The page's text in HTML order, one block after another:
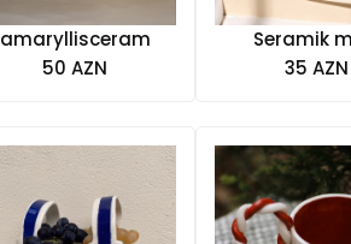
amaryllisceram
50 AZN
Seramik
35 AZN